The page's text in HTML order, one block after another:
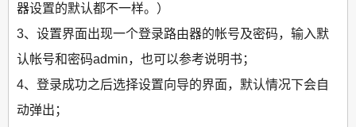
器设置的默认都不一样。）
3、设置界面出现一个登录路由器的帐号及密码，输入默
认帐号和密码admin，也可以参考说明书；
4、登录成功之后选择设置向导的界面，默认情况下会自
动弹出；